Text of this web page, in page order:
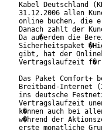
Kabel Deutschland
31.12.2006 allen
online buchen, die
Danach zahlt der
Da au�erdem die
Sicherheitspaket
gibt, hat der
Vertragslaufzeit
Das Paket
Breitband-Internet
ins deutsche
Vertragslaufzeit
k�nnen auch bei
w�hrend der
erste monatliche